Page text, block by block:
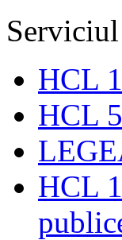
HCL
HCL
HCL